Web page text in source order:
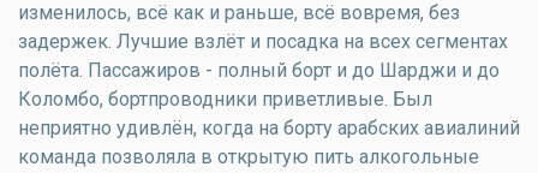
изменилось, всё как и раньше, всё вовремя, без
задержек. Лучшие взлёт и посадка на всех сегментах
полёта. Пассажиров - полный борт и до Шарджи и до
Коломбо, бортпроводники приветливые. Был
неприятно удивлён, когда на борту арабских авиалиний
команда позволяла в открытую пить алкогольные